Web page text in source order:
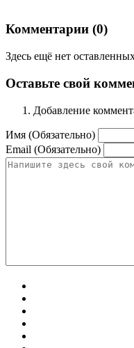
Комментарии (0)
Здесь ещё нет
Оставьте свой
Добавление
Имя (Обязательно)
Email (Обязательно)